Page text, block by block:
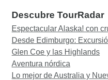
Descubre TourRadar
Espectacular Alaska! con
Desde Edimburgo:
Glen Coe y las Highlands
Aventura nórdica
Lo mejor de Australia y